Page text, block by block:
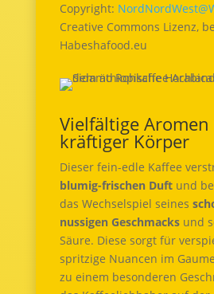
Copyright:
Creative Commons Lizenz,
Habeshafood.eu
Vielfältige
kräftiger Körper
Dieser fein-edle Kaffee
blumig-frischen Duftund
das Wechselspiel seines
nussigen Geschmacksund
Säure. Diese sorgt für
spritzige Nuancen im
zu einem besonderen